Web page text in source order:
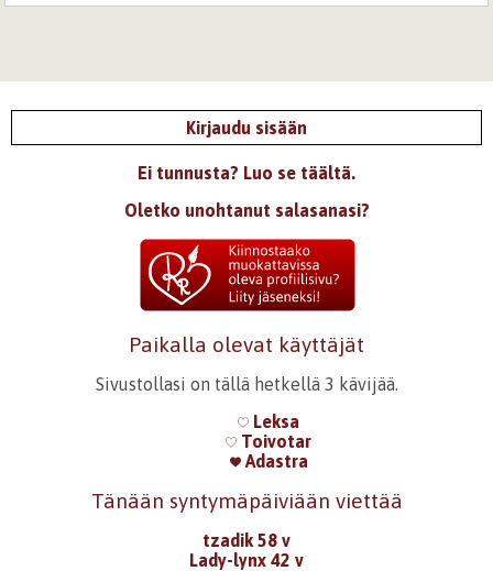
Kirjaudu sisään
Ei tunnusta? Luo se täältä.
Oletko unohtanut salasanasi?
Paikalla olevat käyttäjät
Sivustollasi on tällä hetkellä 3 kävijää.
Leksa
Toivotar
Adastra
Tänään syntymäpäiviään viettää
tzadik 58 v
Lady-lynx 42 v